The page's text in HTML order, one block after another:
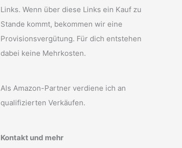
Links. Wenn über diese Links ein Kauf zu
Stande kommt, bekommen wir eine
Provisionsvergütung. Für dich entstehen
dabei keine Mehrkosten.
Als Amazon-Partner verdiene ich an
qualifizierten Verkäufen.
Kontakt und mehr